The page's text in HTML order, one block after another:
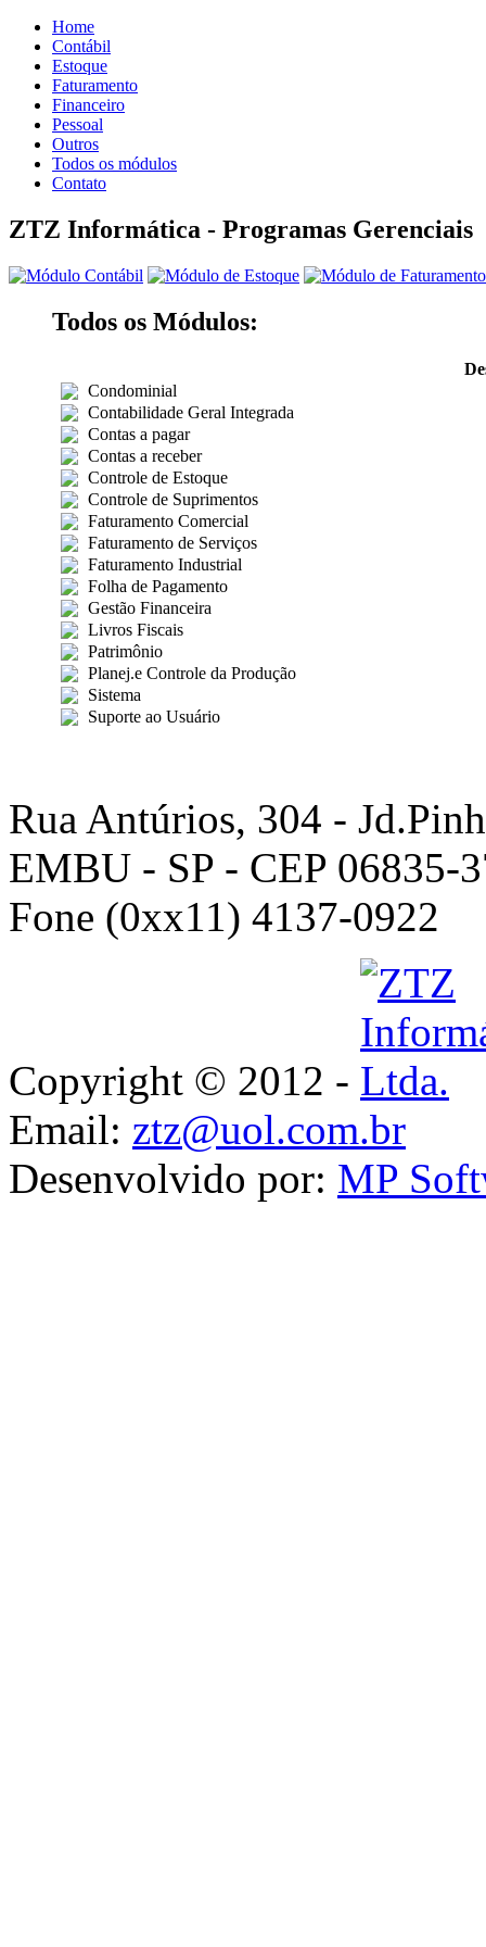
Home
Contábil
Estoque
Faturamento
Financeiro
Pessoal
Outros
Todos os módulos
Contato
ZTZ Informática - Programas Gerenciais
Todos os Módulos:
Condominial
Contabilidade Geral Integrada
Contas a pagar
Contas a receber
Controle de Estoque
Controle de Suprimentos
Faturamento Comercial
Faturamento de Serviços
Faturamento Industrial
Folha de Pagamento
Gestão Financeira
Livros Fiscais
Patrimônio
Planej.e Controle da Produção
Sistema
Suporte ao Usuário
Rua Antúrios, 304 -
EMBU - SP - CEP 06835-
Fone (0xx11) 4137-0922
Copyright © 2012 -
Email: ztz@uol.com.br
Desenvolvido por: MP